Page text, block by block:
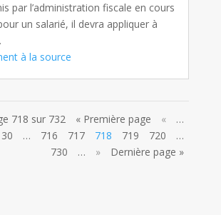
par l’administration fiscale en cours
un salarié, il devra appliquer à
à la source
718 sur 732 « Première page «
…
30 … 716 717 718 719 720
…
730
… » Dernière page »